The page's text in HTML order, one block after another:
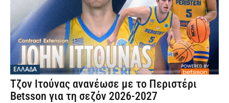
ΕΛΛΑΔΑ
Τζον Ιτούνας ανανέωσε με το Περιστέρι
Betsson για τη σεζόν 2026-2027